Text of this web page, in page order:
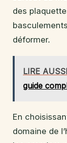
des
déformer.
LIRE AUSSI
guide
En
domaine de